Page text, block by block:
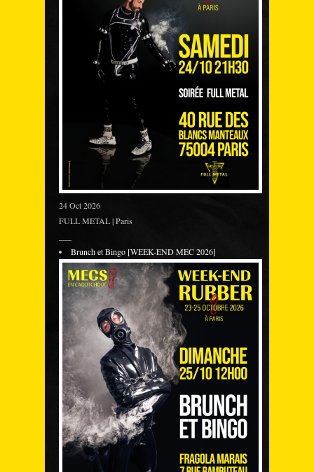
24 Oct 2026
FULL METAL | Paris
Brunch et Bingo [WEEK-END MEC 2026]